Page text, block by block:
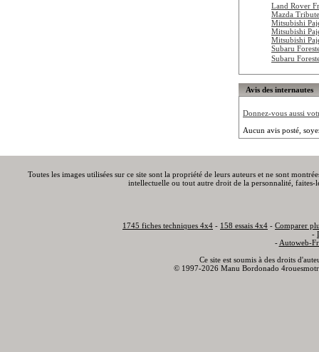
Land Rover
Mazda
Mitsubishi
Mitsubishi
Mitsubishi
Subaru
Subaru
Avis des internautes
Donnez-vous aussi
Aucun avis posté,
Toutes les images utilisées sur ce site sont la propriété de leurs auteurs et ne sont
intellectuelle ou tout autre droit de la personnalité,
1745 fiches techniques 4x4 - 158 essais 4x4 - Comparer
-
- Autoweb-
Ce site est soumis à des droits
© 1997-2026 Manu Bordonado